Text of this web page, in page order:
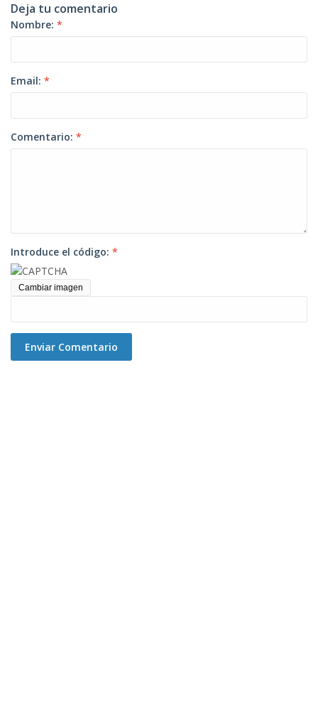
Deja tu comentario
Nombre: *
Email: *
Comentario: *
Introduce el código: *
Cambiar imagen
Enviar Comentario